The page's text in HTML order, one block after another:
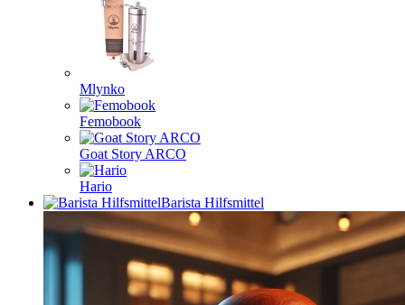
Mlynko
Femobook
Goat Story ARCO
Hario
Barista Hilfsmittel